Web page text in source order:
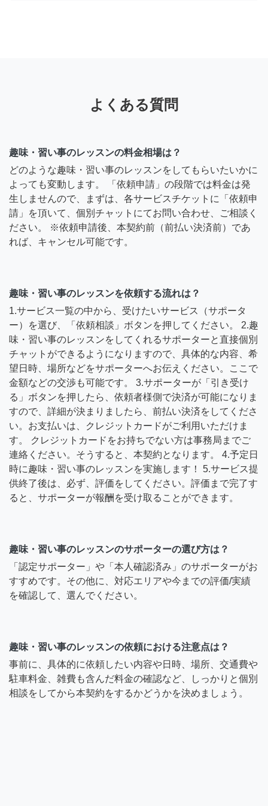
よくある質問
趣味・習い事のレッスンの料金相場は？
どのような趣味・習い事のレッスンをしてもらいたいかに
よっても変動します。 「依頼申請」の段階では料金は発
生しませんので、まずは、各サービスチケットに「依頼申
請」を頂いて、個別チャットにてお問い合わせ、ご相談く
ださい。 ※依頼申請後、本契約前（前払い決済前）であ
れば、キャンセル可能です。
趣味・習い事のレッスンを依頼する流れは？
1.サービス一覧の中から、受けたいサービス（サポータ
ー）を選び、「依頼相談」ボタンを押してください。 2.趣
味・習い事のレッスンをしてくれるサポーターと直接個別
チャットができるようになりますので、具体的な内容、希
望日時、場所などをサポーターへお伝えください。ここで
金額などの交渉も可能です。 3.サポーターが「引き受け
る」ボタンを押したら、依頼者様側で決済が可能になりま
すので、詳細が決まりましたら、前払い決済をしてくださ
い。お支払いは、クレジットカードがご利用いただけま
す。 クレジットカードをお持ちでない方は事務局までご
連絡ください。そうすると、本契約となります。 4.予定日
時に趣味・習い事のレッスンを実施します！ 5.サービス提
供終了後は、必ず、評価をしてください。評価まで完了す
ると、サポーターが報酬を受け取ることができます。
趣味・習い事のレッスンのサポーターの選び方は？
「認定サポーター」や「本人確認済み」のサポーターがお
すすめです。その他に、対応エリアや今までの評価/実績
を確認して、選んでください。
趣味・習い事のレッスンの依頼における注意点は？
事前に、具体的に依頼したい内容や日時、場所、交通費や
駐車料金、雑費も含んだ料金の確認など、しっかりと個別
相談をしてから本契約をするかどうかを決めましょう。